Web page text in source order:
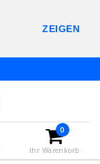
0
Ihr Warenkorb
ZEIGEN